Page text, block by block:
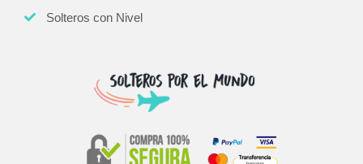
Solteros con Nivel